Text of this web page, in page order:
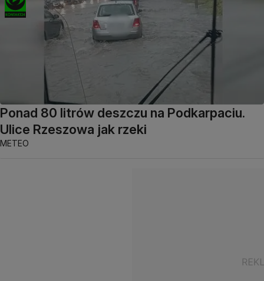
Ponad 80 litrów deszczu na Podkarpaciu.
Ulice Rzeszowa jak rzeki
METEO